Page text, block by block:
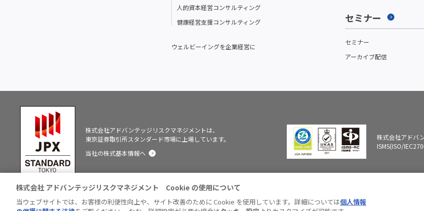
人的資本経営コンサルティング
健康経営支援コンサルティング
ウェルビーイングを企業経営に
セミナー
セミナー
アーカイブ配信
株式会社アドバンテッジリスクマネジメントは、
東京証券取引所スタンダード市場に上場しています。
当社の株式基本情報へ
株式会社アドバ
ISMS(ISO/
勧誘
方針
お客様本位の業
務運営方針
内部統制システムに関
する基本方針
反社会的勢力へ
の対応方針
© Advantage Risk Management Co., Ltd.
株式会社 アドバンテッジリスクマネジメント Cookie の使用について
当ウェブサイトでは、お客様の利便性向上や、サイト改善のために Cookie を使用しています。詳細については個人情報